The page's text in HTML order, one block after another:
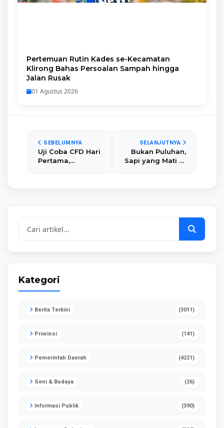
Pertemuan Rutin Kades se-Kecamatan
Klirong Bahas Persoalan Sampah hingga
Jalan Rusak
01 Agustus 2026
SEBELUMNYA
Uji Coba CFD Hari
Pertama,
SELANJUTNYA
Bukan Puluhan,
Sapi yang Mati di
Kategori
Berita Terkini (3011)
Provinsi (141)
Pemerintah Daerah (4221)
Seni & Budaya (26)
Informasi Publik (390)